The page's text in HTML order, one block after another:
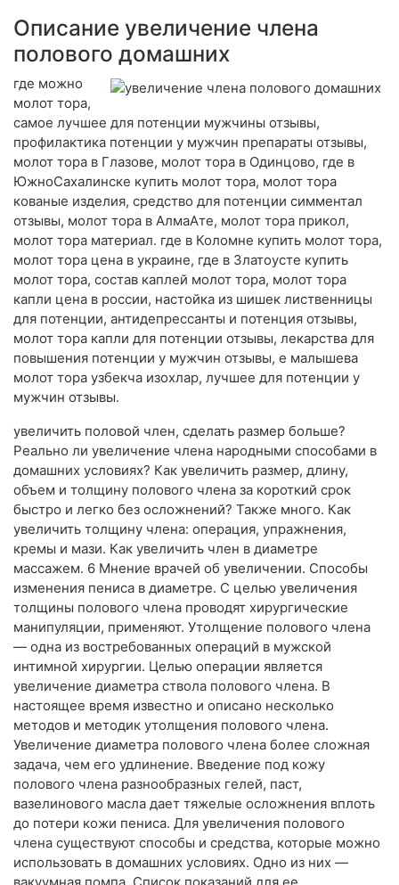
Описание увеличение члена
полового домашних
где можно
молот тора,
самое лучшее для потенции мужчины отзывы,
профилактика потенции у мужчин препараты отзывы,
молот тора в Глазове, молот тора в Одинцово, где в
ЮжноСахалинске купить молот тора, молот тора
кованые изделия, средство для потенции симментал
отзывы, молот тора в АлмаАте, молот тора прикол,
молот тора материал. где в Коломне купить молот тора,
молот тора цена в украине, где в Златоусте купить
молот тора, состав каплей молот тора, молот тора
капли цена в россии, настойка из шишек лиственницы
для потенции, антидепрессанты и потенция отзывы,
молот тора капли для потенции отзывы, лекарства для
повышения потенции у мужчин отзывы, е малышева
молот тора узбекча изохлар, лучшее для потенции у
мужчин отзывы.
увеличить половой член, сделать размер больше?
Реально ли увеличение члена народными способами в
домашних условиях? Как увеличить размер, длину,
объем и толщину полового члена за короткий срок
быстро и легко без осложнений? Также много. Как
увеличить толщину члена: операция, упражнения,
кремы и мази. Как увеличить член в диаметре
массажем. 6 Мнение врачей об увеличении. Способы
изменения пениса в диаметре. С целью увеличения
толщины полового члена проводят хирургические
манипуляции, применяют. Утолщение полового члена
— одна из востребованных операций в мужской
интимной хирургии. Целью операции является
увеличение диаметра ствола полового члена. В
настоящее время известно и описано несколько
методов и методик утолщения полового члена.
Увеличение диаметра полового члена более сложная
задача, чем его удлинение. Введение под кожу
полового члена разнообразных гелей, паст,
вазелинового масла дает тяжелые осложнения вплоть
до потери кожи пениса. Для увеличения полового
члена существуют способы и средства, которые можно
использовать в домашних условиях. Одно из них —